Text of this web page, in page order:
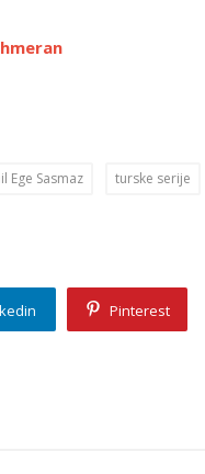
Ege Sasmaz turske serije
Pinterest